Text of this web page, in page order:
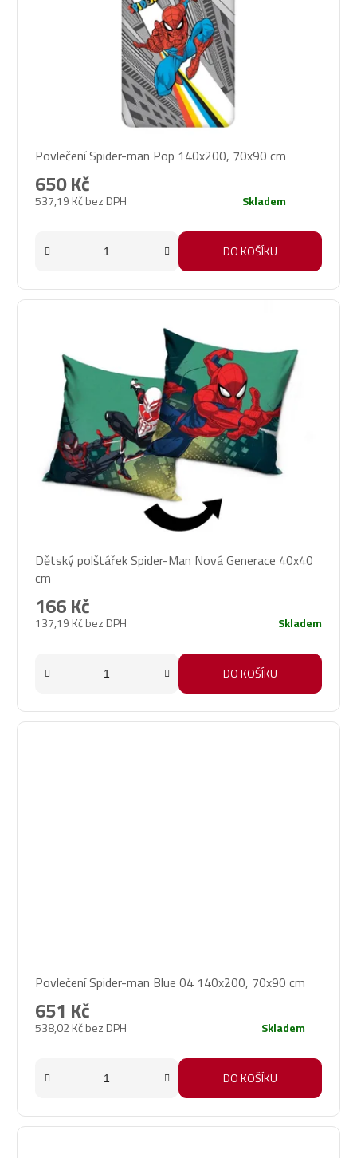
Povlečení Spider-man Pop 140x200, 70x90 cm
537,19 Kč bez DPH
650 Kč
Skladem
DO KOŠÍKU
Dětský polštářek Spider-Man Nová Generace 40x40
cm
137,19 Kč bez DPH
166 Kč
Skladem
DO KOŠÍKU
Povlečení Spider-man Blue 04 140x200, 70x90 cm
538,02 Kč bez DPH
651 Kč
Skladem
DO KOŠÍKU